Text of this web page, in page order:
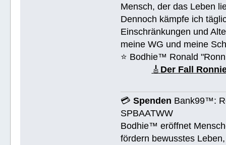
Mensch, der das Leben
Dennoch kämpfe ich
Einschränkungen und
meine WG und meine
⭐️ Bodhie™ Ronald
🎸 Der Fall
💳Spenden Bank99™:
SPBAATWW
Bodhie™ eröffnet
fördern bewusstes